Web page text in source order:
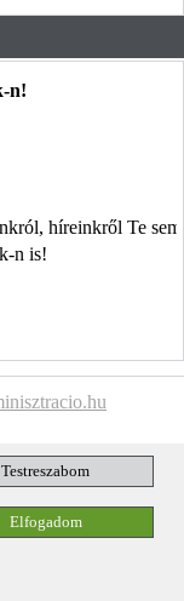
n!
híreinkről Te
n is!